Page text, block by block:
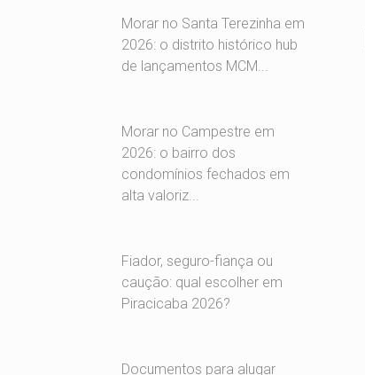
Morar no Santa Terezinha em
2026: o distrito histórico hub
de lançamentos MCM...
Morar no Campestre em
2026: o bairro dos
condomínios fechados em
alta valoriz...
Fiador, seguro-fiança ou
caução: qual escolher em
Piracicaba 2026?
Documentos para alugar